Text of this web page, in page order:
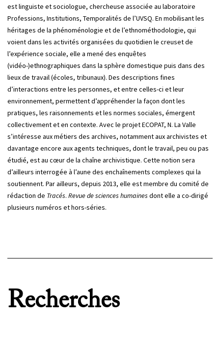
est linguiste et sociologue, chercheuse associée au laboratoire
Professions, Institutions, Temporalités de l’UVSQ. En mobilisant les
héritages de la phénoménologie et de l’ethnométhodologie, qui
voient dans les activités organisées du quotidien le creuset de
l’expérience sociale, elle a mené des enquêtes
(vidéo-)ethnographiques dans la sphère domestique puis dans des
lieux de travail (écoles, tribunaux). Des descriptions fines
d’interactions entre les personnes, et entre celles-ci et leur
environnement, permettent d’appréhender la façon dont les
pratiques, les raisonnements et les normes sociales, émergent
collectivement et en contexte. Avec le projet ECOPAT, N. La Valle
s’intéresse aux métiers des archives, notamment aux archivistes et
davantage encore aux agents techniques, dont le travail, peu ou pas
étudié, est au cœur de la chaîne archivistique. Cette notion sera
d’ailleurs interrogée à l’aune des enchaînements complexes qui la
soutiennent. Par ailleurs, depuis 2013, elle est membre du comité de
rédaction de Tracés. Revue de sciences humaines dont elle a co-dirigé
plusieurs numéros et hors-séries.
Recherches